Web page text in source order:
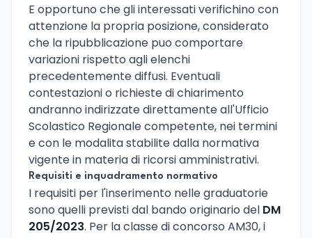
E opportuno che gli interessati verifichino con
attenzione la propria posizione, considerato
che la ripubblicazione puo comportare
variazioni rispetto agli elenchi
precedentemente diffusi. Eventuali
contestazioni o richieste di chiarimento
andranno indirizzate direttamente all'Ufficio
Scolastico Regionale competente, nei termini
e con le modalita stabilite dalla normativa
vigente in materia di ricorsi amministrativi.
Requisiti e inquadramento normativo
I requisiti per l'inserimento nelle graduatorie
sono quelli previsti dal bando originario del DM
205/2023. Per la classe di concorso AM30, i